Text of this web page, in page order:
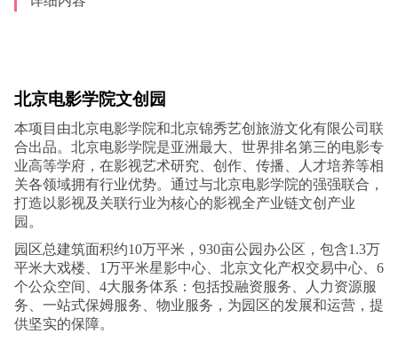
北京电影学院文创园
本项目由北京电影学院和北京锦秀艺创旅游文化有限公司联
合出品。北京电影学院是亚洲最大、世界排名第三的电影专
业高等学府，在影视艺术研究、创作、传播、人才培养等相
关各领域拥有行业优势。通过与北京电影学院的强强联合，
打造以影视及关联行业为核心的影视全产业链文创产业
园。
园区总建筑面积约10万平米，930亩公园办公区，包含1.3万
平米大戏楼、1万平米星影中心、北京文化产权交易中心、6
个公众空间、4大服务体系：包括投融资服务、人力资源服
务、一站式保姆服务、物业服务，为园区的发展和运营，提
供坚实的保障。